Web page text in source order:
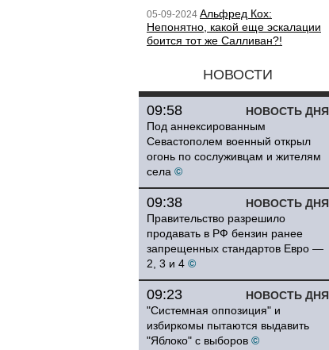
05-09-2024 Альфред Кох:
Непонятно, какой еще эскалации
боится тот же Салливан?!
НОВОСТИ
НОВОСТЬ ДНЯ
09:58
Под аннексированным
Севастополем военный открыл
огонь по сослуживцам и жителям
села ©
НОВОСТЬ ДНЯ
09:38
Правительство разрешило
продавать в РФ бензин ранее
запрещенных стандартов Евро —
2, 3 и 4 ©
НОВОСТЬ ДНЯ
09:23
"Системная оппозиция" и
избиркомы пытаются выдавить
"Яблоко" с выборов ©